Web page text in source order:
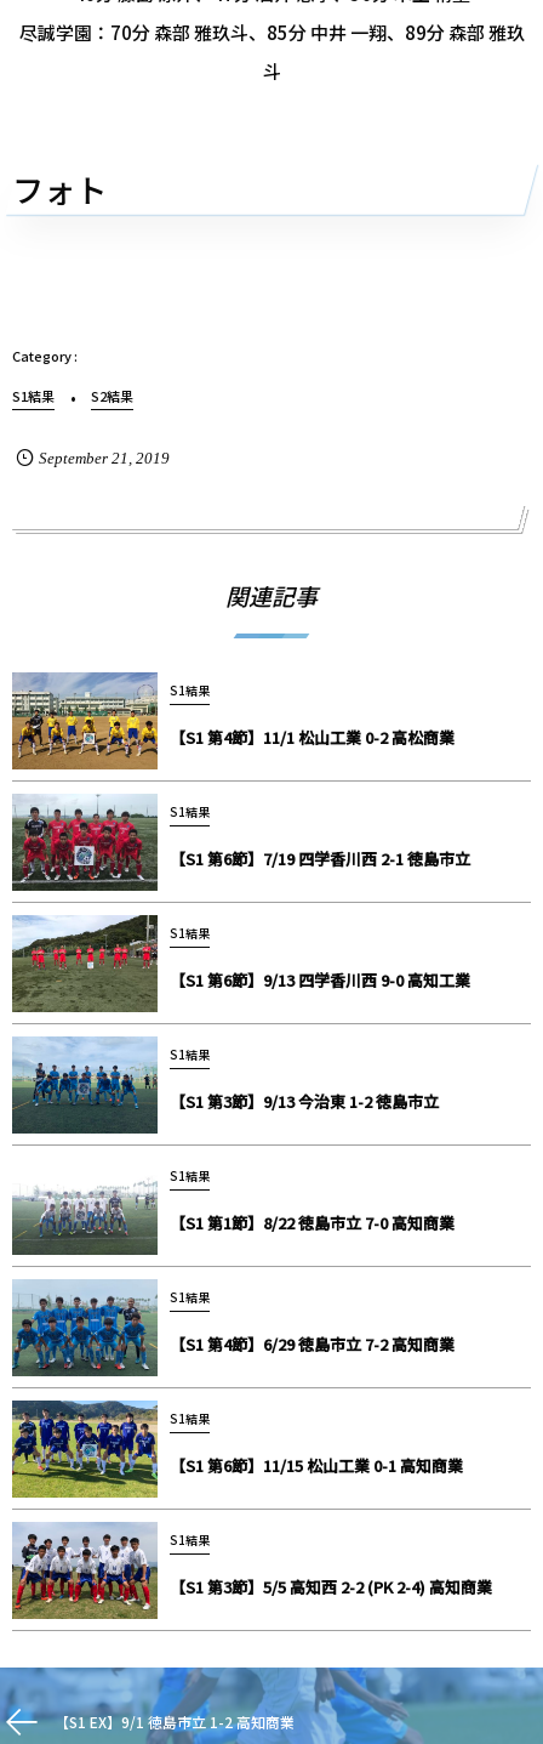
尽誠学園：70分 森部 雅玖斗、85分 中井 一翔、89分 森部 雅玖
斗
フォト
S1結果 S2結果
September 21 , 2019
関連記事
S1結果
【S1 第4節】11/1 松山工業 0-2 高松商業
S1結果
【S1 第6節】7/19 四学香川西 2-1 徳島市立
S1結果
【S1 第6節】9/13 四学香川西 9-0 高知工業
S1結果
【S1 第3節】9/13 今治東 1-2 徳島市立
S1結果
【S1 第1節】8/22 徳島市立 7-0 高知商業
S1結果
【S1 第4節】6/29 徳島市立 7-2 高知商業
S1結果
【S1 第6節】11/15 松山工業 0-1 高知商業
S1結果
【S1 第3節】5/5 高知西 2-2 (PK 2-4) 高知商業
【S1 EX】9/1 徳島市立 1-2 高知商業